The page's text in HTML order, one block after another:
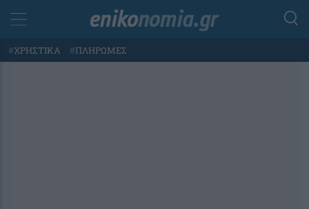
#ΧΡΗΣΤΙΚΑ #ΠΛΗΡΩΜΕΣ